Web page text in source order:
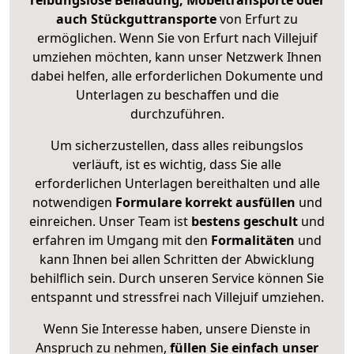
auch Stückguttransportevon Erfurt zu
ermöglichen. Wenn Sie von Erfurt nach Villejuif
umziehen möchten, kann unser Netzwerk Ihnen
dabei helfen, alle erforderlichen Dokumente und
Unterlagen zu beschaffen und die
durchzuführen.
Um sicherzustellen, dass alles reibungslos
verläuft, ist es wichtig, dass Sie alle
erforderlichen Unterlagen bereithalten und alle
notwendigen Formulare korrekt ausfüllen und
einreichen. Unser Team ist bestens geschult und
erfahren im Umgang mit den Formalitäten und
kann Ihnen bei allen Schritten der Abwicklung
behilflich sein. Durch unseren Service können Sie
entspannt und stressfrei nach Villejuif umziehen.
Wenn Sie Interesse haben, unsere Dienste in
Anspruch zu nehmen, füllen Sie einfach unser